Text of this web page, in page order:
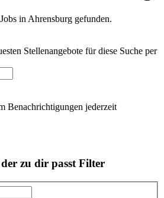
in Ahrensburg gefunden.
Stellenangebote für diese Suche per
Benachrichtigungen jederzeit
zu dir passt Filter